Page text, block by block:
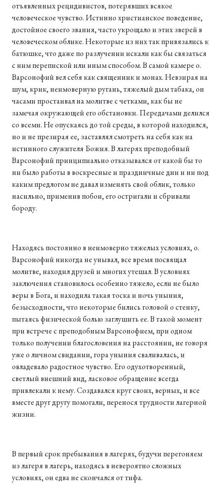
отъявленных рецидивистов, потерявших всякое
человеческое чувство. Истинно христианское поведение,
достойное своего звания, часто укрощало и этих зверей в
человеческом облике. Некоторые из них так привязались к
батюшке, что даже по разлучении искали как бы связаться
с ним перепиской или иным способом. В самой камере о.
Варсонофий вел себя как священник и монах. Невзирая на
шум, крик, неимоверную ругань, тяжелый дым табака, он
часами простаивал на молитве с четками, как бы не
замечая окружающей его обстановки. Передачами делился
со всеми. Не опускаясь до той среды, в которой находился,
но и не презирая ее, заставлял смотреть на себя как на
истинного служителя Божия. В лагерях преподобный
Варсонофий принципиально отказывался от какой бы то
ни было работы в воскресные и праздничные дни и ни под
каким предлогом не давал изменять свой облик, только
насильно, применив побои, его остригали и сбривали
бороду.
Находясь постоянно в неимоверно тяжелых условиях, о.
Варсонофий никогда не унывал, все время посвящал
молитве, находил друзей и многих утешал. В условиях
заключения становилось особенно тяжело, если не было
веры в Бога, и находила такая тоска и ночь уныния,
безысходности, что некоторые бились головой о стенку,
пытаясь физической болью заглушить ее. В такой момент
при встрече с преподобным Варсонофием, при одном
только получении благословения на расстоянии, не говоря
уже о личном свидании, гора уныния сваливалась, и
овладевало радостное чувство. Его одухотворенный,
светлый внешний вид, ласковое обращение всегда
привлекали к нему. Создавался круг своих, верных, и все
вместе друг другу помогали, перенося трудности лагерной
жизни.
В первый срок пребывания в лагерях, будучи перегоняем
из лагеря в лагерь, находясь в невероятно сложных
условиях, он едва не скончался от тифа.